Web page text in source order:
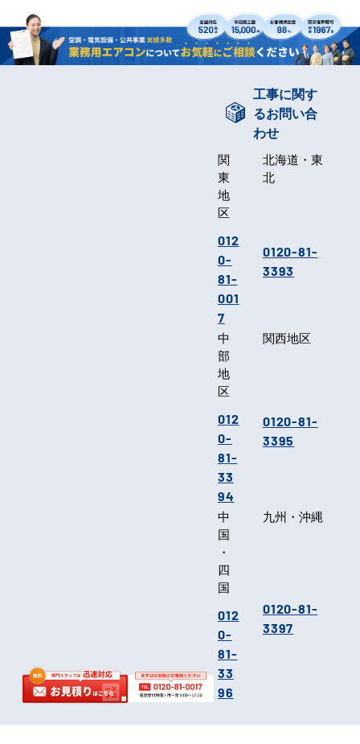
工事に関す
るお問い合
わせ
関
東
地
区
012
0-
81-
001
7
北海道・東
北
0120-81-
3393
中
部
地
区
012
0-
81-
33
94
関西地区
0120-81-
3395
中
国
・
四
国
012
0-
81-
33
96
九州・沖縄
0120-81-
3397